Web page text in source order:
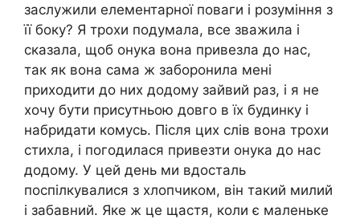
заслужили елементарної поваги і розуміння з
її боку? Я трохи подумала, все зважила і
сказала, щоб онука вона привезла до нас,
так як вона сама ж заборонила мені
приходити до них додому зайвий раз, і я не
хочу бути присутньою довго в їх будинку і
набридати комусь. Після цих слів вона трохи
стихла, і погодилася привезти онука до нас
додому. У цей день ми вдосталь
поспілкувалися з хлопчиком, він такий милий
і забавний. Яке ж це щастя, коли є маленьке